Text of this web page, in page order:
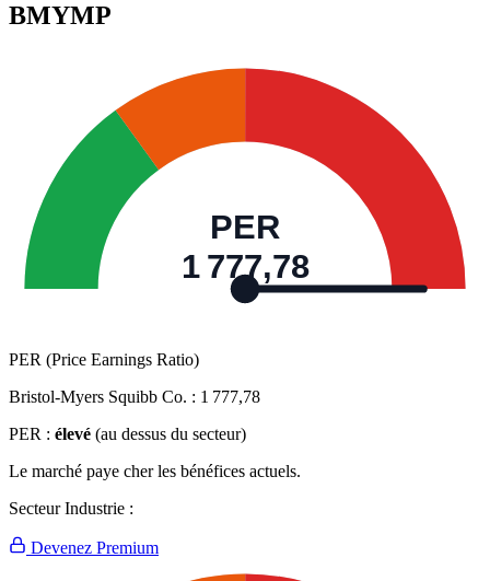
BMYMP
PER
1 777,78
PER (Price Earnings Ratio)
Bristol-Myers Squibb Co. : 1 777,78
PER : élevé (au dessus du secteur)
Le marché paye cher les bénéfices actuels.
Secteur Industrie :
Devenez Premium